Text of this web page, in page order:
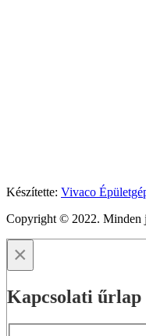
Készítette: Vivaco
Copyright © 2022. Minden
×
Kapcsolati űrlap